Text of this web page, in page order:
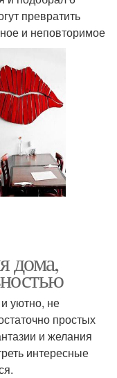
превратить
и неповторимое
дома,
уютно, не
простых
и желания
интересные